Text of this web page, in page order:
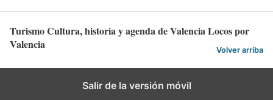
Turismo Cultura, historia y agenda de Valencia Locos por
Valencia
Volver arriba
Salir de la versión móvil